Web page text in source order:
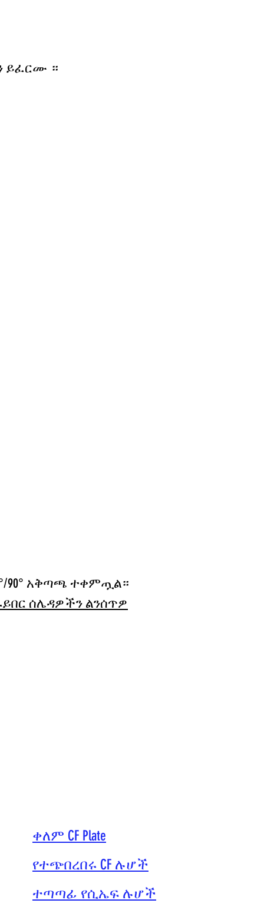
ይፈርሙ ።
90° አቅጣጫ ተቀምጧል።
ሰሌዳዎችን ልንሰጥዎ
ቀለም CF Plate
የተጭበረበሩ CF ሉሆች
ተጣጣፊ የሲኤፍ ሉሆች